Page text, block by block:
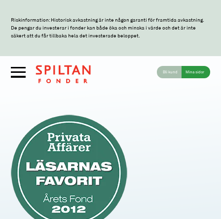
Riskinformation: Historisk avkastning är inte någon garanti för framtida avkastning.
De pengar du investerar i fonder kan både öka och minska i värde och det är inte
säkert att du får tillbaka hela det investerade beloppet.
Bli kund Mina sidor